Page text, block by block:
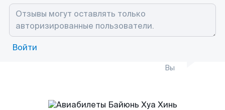
Войти
Вы